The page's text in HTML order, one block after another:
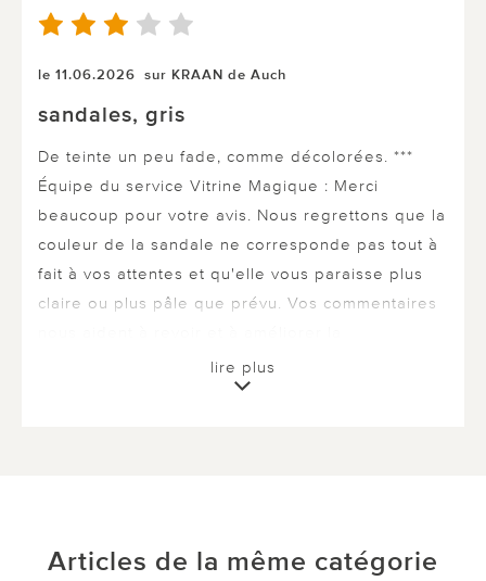
le 11.06.2026 sur KRAAN de Auch
sandales, gris
De teinte un peu fade, comme décolorées. ***
Équipe du service Vitrine Magique : Merci
beaucoup pour votre avis. Nous regrettons que la
couleur de la sandale ne corresponde pas tout à
fait à vos attentes et qu'elle vous paraisse plus
claire ou plus pâle que prévu. Vos commentaires
présentation de nos produits. ***
lire plus
Articles de la même catégorie